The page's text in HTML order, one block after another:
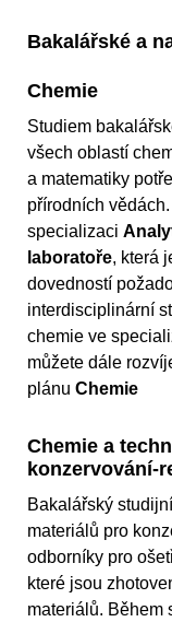
Bakalářské a
Chemie
Studiem
všech oblastí
a matematiky
přírodních
specializaci
laboratoře, která
dovedností
interdisciplinární
chemie ve
můžete dále
plánu Chemie
Chemie a
konzervování-
Bakalářský
materiálů pro
odborníky pro
které jsou
materiálů. Během